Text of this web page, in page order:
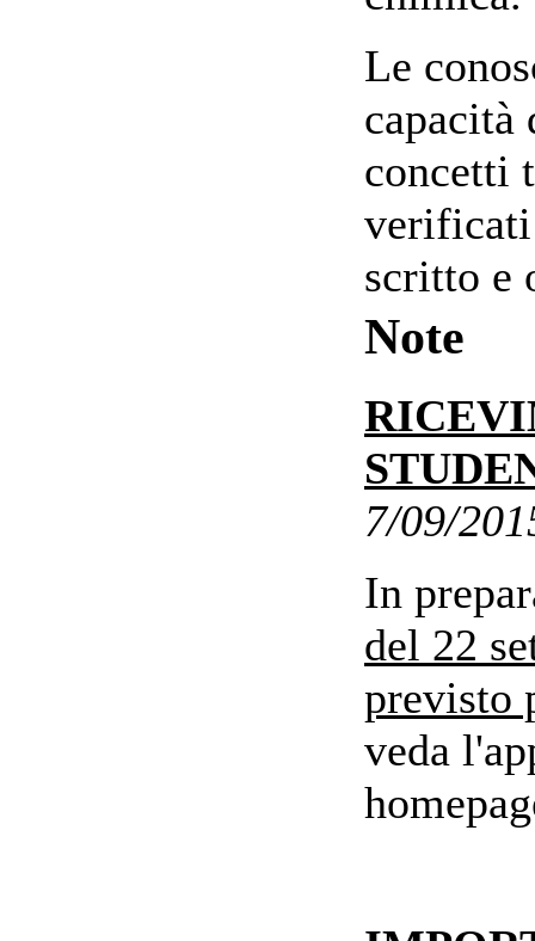
Le
capacità
concetti
verificati
scritto e
Note
7/09/
In
del 22
previsto
veda